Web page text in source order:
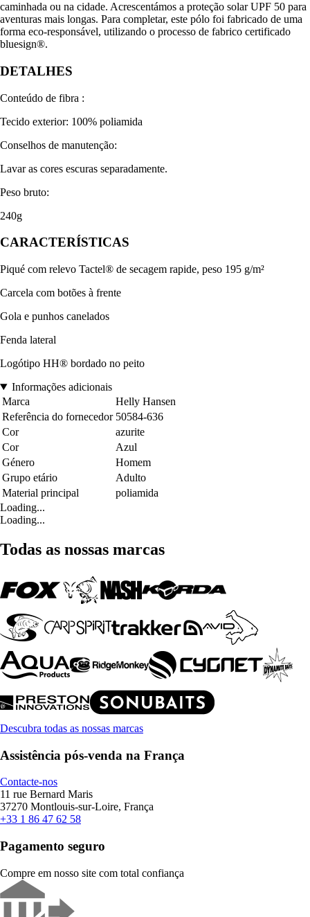
caminhada ou na cidade. Acrescentámos a proteção solar UPF 50 para
aventuras mais longas. Para completar, este pólo foi fabricado de uma
forma eco-responsável, utilizando o processo de fabrico certificado
bluesign®.
DETALHES
Conteúdo de fibra :
Tecido exterior: 100% poliamida
Conselhos de manutenção:
Lavar as cores escuras separadamente.
Peso bruto:
240g
CARACTERÍSTICAS
Piqué com relevo Tactel® de secagem rapide, peso 195 g/m²
Carcela com botões à frente
Gola e punhos canelados
Fenda lateral
Logótipo HH® bordado no peito
Informações adicionais
Marca
Helly Hansen
Referência do fornecedor 50584-636
Cor
azurite
Cor
Azul
Género
Homem
Grupo etário
Adulto
Material principal
poliamida
Loading...
Loading...
Todas as nossas marcas
Descubra todas as nossas marcas
Assistência pós-venda na França
Contacte-nos
11 rue Bernard Maris
37270 Montlouis-sur-Loire, França
+33 1 86 47 62 58
Pagamento seguro
Compre em nosso site com total confiança